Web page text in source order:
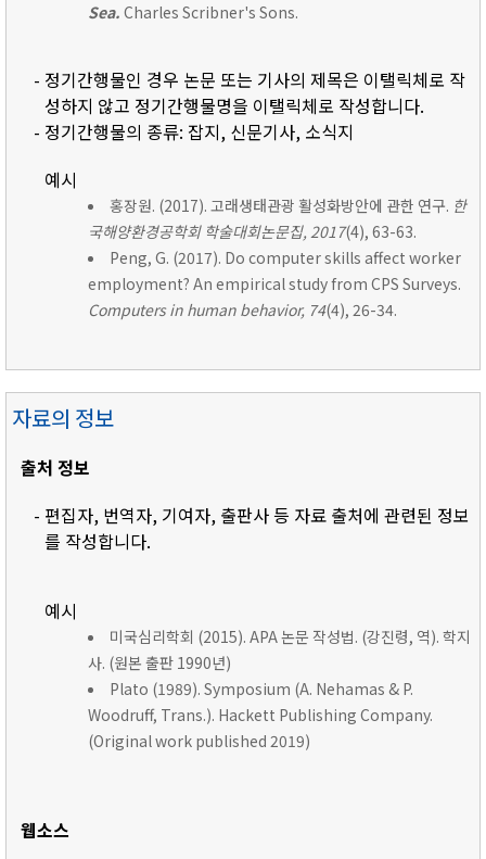
Sea. Charles Scribner's Sons.
- 정기간행물인 경우 논문 또는 기사의 제목은 이탤릭체로 작
성하지 않고 정기간행물명을 이탤릭체로 작성합니다.
- 정기간행물의 종류: 잡지, 신문기사, 소식지
예시
홍장원. (2017). 고래생태관광 활성화방안에 관한 연구. 한
국해양환경공학회 학술대회논문집, 2017(4), 63-63.
Peng, G. (2017). Do computer skills affect worker
employment? An empirical study from CPS Surveys.
Computers in human behavior, 74(4), 26-34.
자료의 정보
출처 정보
- 편집자, 번역자, 기여자, 출판사 등 자료 출처에 관련된 정보
를 작성합니다.
예시
미국심리학회 (2015). APA 논문 작성법. (강진령, 역). 학지
사. (원본 출판 1990년)
Plato (1989). Symposium (A. Nehamas & P.
Woodruff, Trans.). Hackett Publishing Company.
(Original work published 2019)
웹소스